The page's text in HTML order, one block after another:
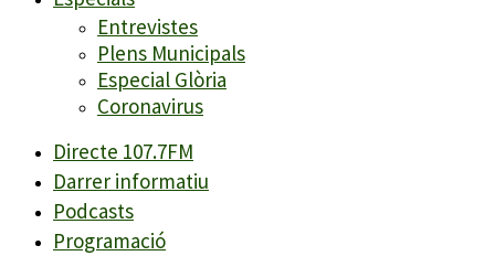
Entrevistes
Plens Municipals
Especial Glòria
Coronavirus
Directe 107.7FM
Darrer informatiu
Podcasts
Programació